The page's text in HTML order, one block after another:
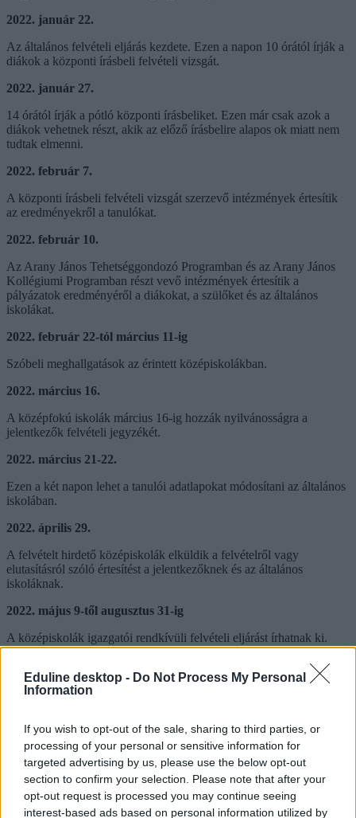
Eduline desktop - Do Not Process My Personal
Information
If you wish to opt-out of the sale, sharing to third parties, or
processing of your personal or sensitive information for
targeted advertising by us, please use the below opt-out
section to confirm your selection. Please note that after your
opt-out request is processed you may continue seeing
interest-based ads based on personal information utilized by
2022. január 22.
Az általános felvételi eljárás kezdete. Ezen a napon 10 órától írják a
diákok a központi írásbeli felvételi vizsgát.
2022. január 27.
14 órától írják a pótló központi írásbeliket. Ezen már csak azok a
diákok vehetnek részt, akik az előző írásbelire alapos ok miatt nem
tudtak elmenni.
2022. február 7.
A központi írásbeli felvételi vizsgát szerzevő intézmények értesítik
az eredményekről a tanulókat.
2022. február 10.
Az Arany János Tehetséggondozó Programban és az Arany János
Kollégiumi Programban részt vevő intézmények értesítik a
pályázatok eredményéről a diákokat, a szülőket és az általános
iskolákat.
2022. február 22-tól március 11-ig
Szóbeli meghallgatások az érintett középiskolákban.
2022. március 16.
A középfokú iskolák március 16-ig hozzák nyilvánosságra a
jelentkezők felvételi jegyzékét.
2022. március 21-22.
Ezen a két napon lehet a tanulói adatlapokat módosítani az általános
iskolában.
2022. április 29.
A felvételt hirdető középiskolák elküldik a felvételről vagy
elutasításról szóló értesítést a jelentkezőknek és az általános
iskoláknak.
2022. május 9-től augusztus 31-ig
A középiskolák igazgatói rendkívüli felvételi eljárást írhatnak ki.
Beiratkozás a középiskolákba.
legfontosabb dátumait. Amennyiben az összes időpont érdekel
benneteket, ezekben a táblázatokban megnézhetitek őket:
Magyar Közlöny